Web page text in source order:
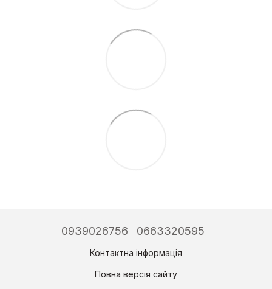
0939026756 0663320595
Контактна інформація
Повна версія сайту